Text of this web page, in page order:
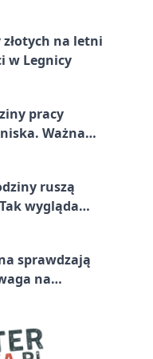
złotych na letni
w Legnicy
pracy
Ważna
ruszą
wygląda
sprawdzają
na